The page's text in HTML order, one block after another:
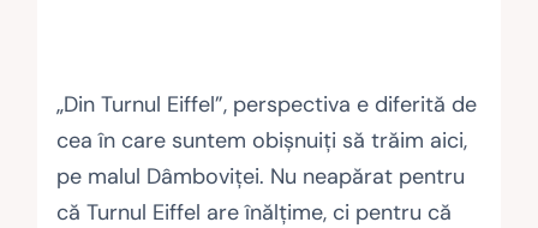
„Din Turnul Eiffel”, perspectiva e diferită de
cea în care suntem obișnuiți să trăim aici,
pe malul Dâmboviței. Nu neapărat pentru
că Turnul Eiffel are înălțime, ci pentru că